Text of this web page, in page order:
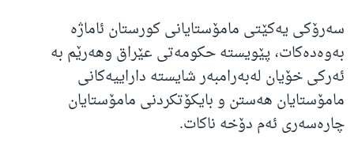
سەرۆکی یەکێتی مامۆستایانی کورستان ئاماژە
بەوەدەکات، پێویستە حکومەتی عێراق وهەرێم بە
ئەرکی خۆیان لەبەرامبەر شایستە داراییەکانی
مامۆستایان هەستن و بایکۆتکردنی مامۆستایان
چارەسەری ئەم دۆخە ناکات.